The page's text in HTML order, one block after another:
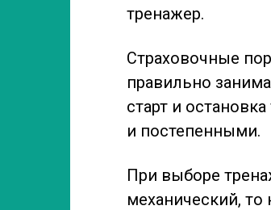
тренажер.
Страховочные
правильно
старт и
и постепенными.
При выборе
механический,